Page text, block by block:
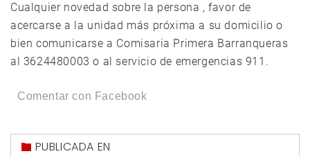
Cualquier novedad sobre la persona , favor de
acercarse a la unidad más próxima a su domicilio o
bien comunicarse a Comisaria Primera Barranqueras
al 3624480003 o al servicio de emergencias 911.
Comentar con Facebook
PUBLICADA EN